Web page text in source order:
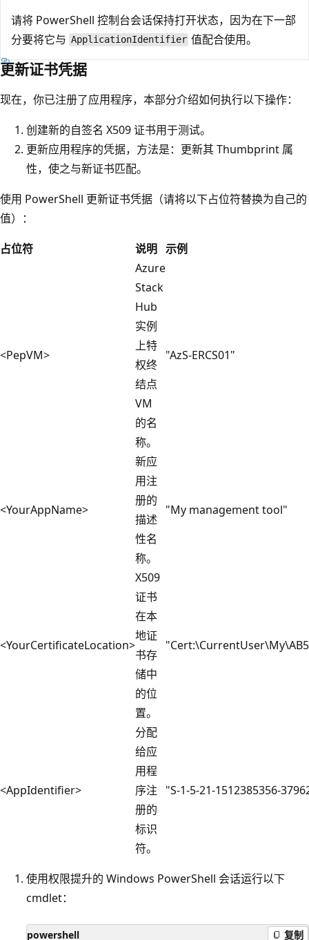
请将 PowerShell 控制台会话保持打开状态，因为在下一部
分要将它与 ApplicationIdentifier 值配合使用。
更新证书凭据
现在，你已注册了应用程序，本部分介绍如何执行以下操作：
创建新的自签名 X509 证书用于测试。
更新应用程序的凭据，方法是：更新其 Thumbprint 属
性，使之与新证书匹配。
使用 PowerShell 更新证书凭据（请将以下占位符替换为自己的
值）：
占位符
说明 示例
<PepVM>
Azure
Stack
Hub
实例
上特
权终
结点
VM
的名
称。
"AzS-ERCS01"
<YourAppName>
新应
用注
册的
描述
性名
称。
"My management tool"
<YourCertificateLocation>
X509
证书
在本
地证
书存
储中
的位
置。
<AppIdentifier>
分配
给应
用程
序注
册的
标识
符。
"S-1-5-21-1512385356-
使用权限提升的 Windows PowerShell 会话运行以下
cmdlet：
powershell 复制